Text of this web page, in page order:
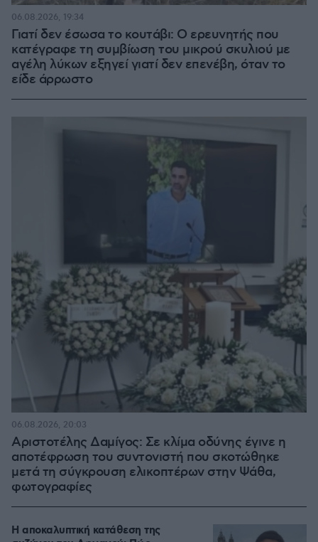
Γιατί δεν έσωσα το κουτάβι: Ο ερευνητής που
κατέγραφε τη συμβίωση του μικρού σκυλιού με
αγέλη λύκων εξηγεί γιατί δεν επενέβη, όταν το
είδε άρρωστο
06.08.2026, 19:34
Αριστοτέλης Δαμίγος: Σε κλίμα οδύνης έγινε η
αποτέφρωση του συντονιστή που σκοτώθηκε
μετά τη σύγκρουση ελικοπτέρων στην Ψάθα,
φωτογραφίες
06.08.2026, 20:03
Η αποκαλυπτική κατάθεση της